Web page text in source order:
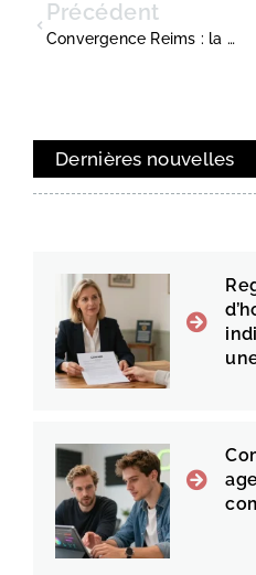
Précédent
Convergence Reims : la méthode pour accéder à votre messagerie académique
Dernières nouvelles